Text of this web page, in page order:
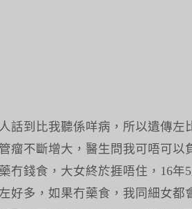
話到比我聽係咩病，所以遺傳
瘤不斷增大，醫生問我可唔可
冇錢食，大女終於捱唔住，16
好多，如果冇藥食，我同細女